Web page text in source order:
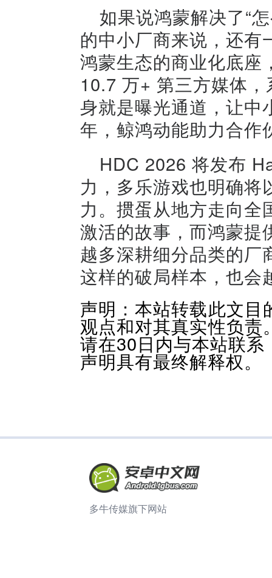
如果说鸿蒙解决了“
的中小厂商来说，还有
鸿蒙生态的商业化底座
10.7 万+ 第三方媒体
身就是曝光通道，让中
年，鲸鸿动能助力合作
HDC 2026 将发布
力，多乐游戏也明确将
力。掼蛋从地方走向全
激活的故事，而鸿蒙提
越多深耕细分品类的厂
这样的破局样本，也会
声明：本站转载此文
观点和对其真实性负
请在30日内与本站联
声明具有最终解释权。
多牛传媒旗下网站